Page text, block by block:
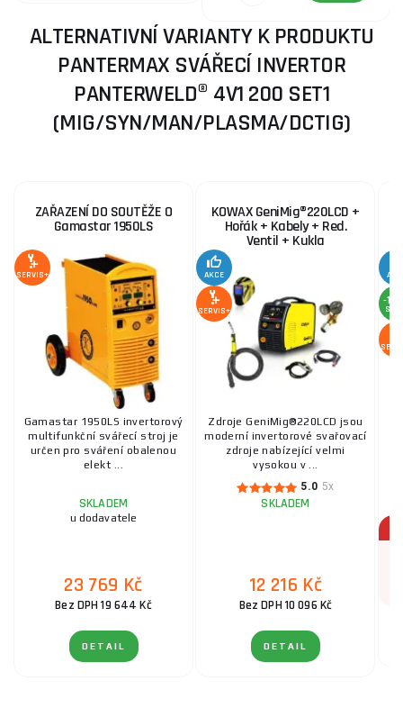
ALTERNATIVNÍ VARIANTY K PRODUKTU
PANTERMAX SVÁŘECÍ INVERTOR
PANTERWELD® 4V1 200 SET1
(MIG/SYN/MAN/PLASMA/DCTIG)
ZAŘAZENÍ DO SOUTĚŽE O
Gamastar 1950LS
SERVIS+
Gamastar 1950LS invertorový
multifunkční svářecí stroj je
určen pro sváření obalenou
elekt ...
SKLADEM
u dodavatele
23 769 Kč
Bez DPH 19 644 Kč
DETAIL
KOWAX GeniMig®220LCD +
Hořák + Kabely + Red.
Ventil + Kukla
AKCE
SERVIS+
Zdroje GeniMig®220LCD jsou
moderní invertorové svařovací
zdroje nabízející velmi
vysokou v ...
5.0 5x
SKLADEM
12 216 Kč
Bez DPH 10 096 Kč
DETAIL
-10